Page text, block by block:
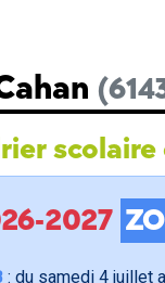
scolaire
2027
: du samedi 4 juillet